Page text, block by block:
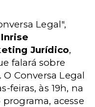
Legal",
Inrise
Jurídico,
falará sobre
O Conversa Legal
feiras, às 19h, na
programa, acesse